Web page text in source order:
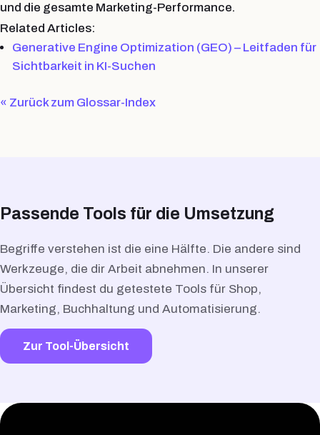
und die gesamte Marketing-Performance.
Related Articles:
Generative Engine Optimization (GEO) – Leitfaden für
Sichtbarkeit in KI-Suchen
« Zurück zum Glossar-Index
Passende Tools für die Umsetzung
Begriffe verstehen ist die eine Hälfte. Die andere sind
Werkzeuge, die dir Arbeit abnehmen. In unserer
Übersicht findest du getestete Tools für Shop,
Marketing, Buchhaltung und Automatisierung.
Zur Tool-Übersicht